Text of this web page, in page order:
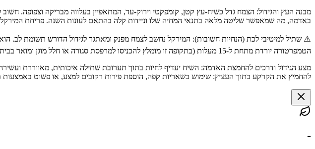
באדמה, מה שמאפשר שליטה מלאה בתנאי המחיה שלו וניידות קלה בהתאם לעונות השנה. פריחת המירקל
⚠️ שתיל למיטיבי לכת (הנחיות חשובות): המירקל נחשב לצמח מפנק ומאתגר לגידול הדורש תשומת לב.
הטמפרטורה יורדת מתחת ל-15 מעלות (בתקופה זו מומלץ להכניסו למרפסת סגורה או חלל מוגן ומואר בבית). מבחינת תאורה, הוא צריך חשיפה לשמש ישירה של עד חצי יום, ולא מעבר לכך.
מצע הגידול ודרכים להחמצת האדמה: השיח יעדיף לחיות בתוך תערובת שתילה איכותית, מאווררת
להחמיץ את הקרקע בתוך העציץ: שימוש בשאריות קפה, הוספת פירות רקובים למצע, או פשוט באמצעות
-